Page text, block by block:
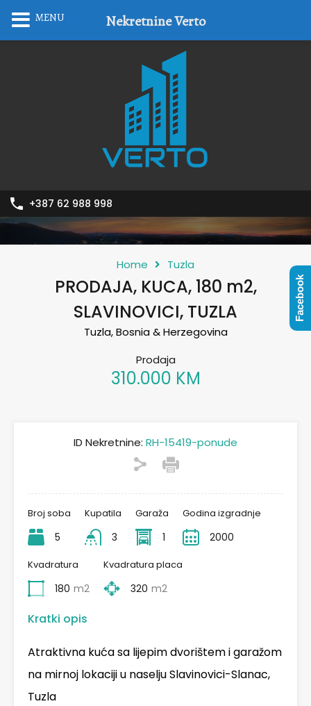
+387 62 988 998
Home Tuzla
PRODAJA, KUCA, 180 m2,
SLAVINOVICI, TUZLA
Tuzla, Bosnia & Herzegovina
Prodaja
310.000 KM
ID Nekretnine: RH-15419-ponude
Broj soba
5
Kupatila
3
Garaža
1
Godina izgradnje
2000
Kvadratura
180 m2
Kvadratura placa
320 m2
Kratki opis
Atraktivna kuća sa lijepim dvorištem i garažom
na mirnoj lokaciji u naselju Slavinovici-Slanac,
Tuzla
MENU Nekretnine Verto
Facebook